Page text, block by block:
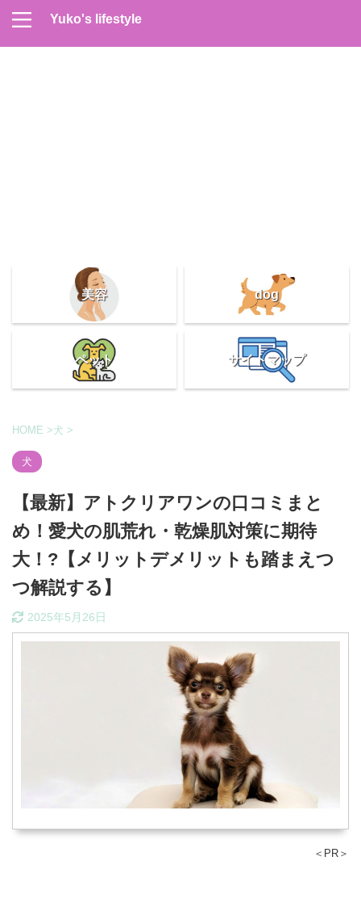
Yuko's lifestyle
美容 dog
ペット サイトマップ
HOME >犬 >
犬
【最新】アトクリアワンの口コミまと
め！愛犬の肌荒れ・乾燥肌対策に期待
大！?【メリットデメリットも踏まえつ
つ解説する】
2025年5月26日
＜PR＞